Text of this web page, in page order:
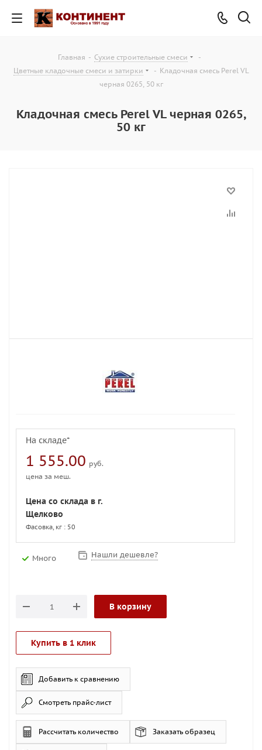
Главная - Сухие строительные смеси
-
Цветные кладочные смеси и затирки
- Кладочная смесь Perel VL
черная 0265, 50 кг
Кладочная смесь Perel VL черная 0265,
50 кг
На складе*
1 555.00 руб.
цена за меш.
Цена со склада в г.
Щелково
Фасовка, кг : 50
Много Нашли дешевле?
В корзину
Купить в 1 клик
Смотреть прайс-лист
Добавить к сравнению
Рассчитать количество Заказать образец